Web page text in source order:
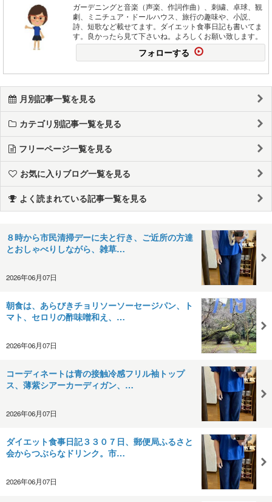
ガーデニングと音楽（声楽、作詞作曲）、刺繍、卓球、観
劇、ミニチュア・ドールハウス、旅行の趣味や、小説、
詩、短歌など載せてます。ダイエット食事日記も書いてま
す。良かったら見て下さいね。よろしくお願い致します。
フォローする
月別記事一覧を見る
カテゴリ別記事一覧を見る
フリーページ一覧を見る
お気に入りブログ一覧を見る
よく読まれている記事一覧を見る
８時から市民清掃デーに夫と行き、ご近所の方達
とおしゃべりしながら、雑草…
2026年06月07日
朝食は、あらびきチョリソーソーセージパン、ト
マト、セロリの酢味噌和え、…
2026年06月07日
コーディネートは青の接触冷感フリル袖トップ
ス、薄紫シアーカーディガン、…
2026年06月07日
ダイエット食事日記３３０７日、郵便局ふるさと
会からつぶらなドリンク。市…
2026年06月07日